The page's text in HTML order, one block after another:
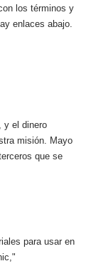
los términos y
enlaces abajo.
y el dinero
misión. Mayo
que se
para usar en